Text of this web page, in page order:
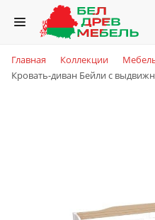
Главная Коллекции
Кровать-диван Бейли с